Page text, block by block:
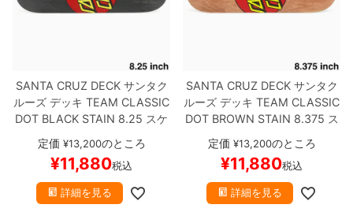
SANTA CRUZ DECKサンタク
ルーズ デッキ TEAM CLASSIC
DOT BLACK STAIN 8.25 スケ
ートボード スケボー
定価 ¥13,200のところ
¥11,880税込
詳細を見る
SANTA CRUZ DECKサンタク
ルーズ デッキ TEAM CLASSIC
DOT BROWN STAIN 8.375 ス
ケートボード スケボー
定価 ¥13,200のところ
¥11,880税込
詳細を見る